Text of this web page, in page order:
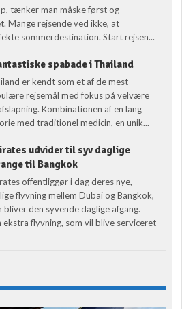
tænker man måske først og
Mange rejsende ved ikke, at
sommerdestination. Start rejsen...
spabade i Thailand
er kendt som et af de mest
rejsemål med fokus på velvære
Kombinationen af en lang
med traditionel medicin, en unik...
udvider til syv daglige
til Bangkok
offentliggør i dag deres nye,
flyvning mellem Dubai og Bangkok,
bliver den syvende daglige afgang.
ekstra flyvning, som vil blive serviceret